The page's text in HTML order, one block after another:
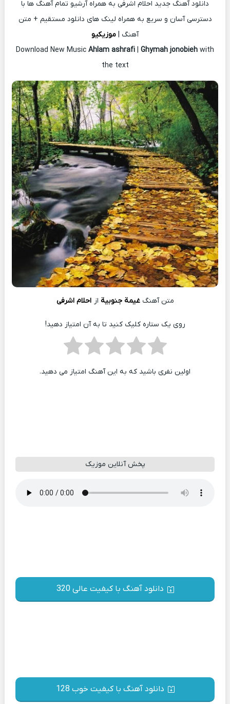
دانلود آهنگ جدید احلام اشرفی به همراه آرشیو تمام آهنگ ها با
دسترسی آسان و سریع به همراه لینک های دانلود مستقیم + متن
آهنگ | موزیکیو
Download New Music Ahlam ashrafi | Ghymah jonobieh with
the text
متن آهنگغيمة جنوبية از احلام اشرفی
روی یک ستاره کلیک کنید تا به آن امتیاز دهید!
اولین نفری باشید که به این آهنگ امتیاز می دهید.
پخش آنلاین موزیک
دانلود آهنگ با کیفیت عالی 320
دانلود آهنگ با کیفیت خوب 128